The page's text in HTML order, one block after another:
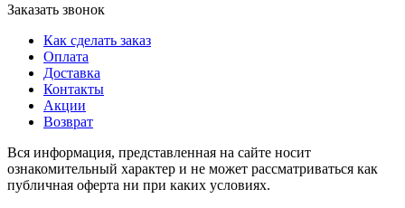
Заказать звонок
Как сделать заказ
Оплата
Доставка
Контакты
Акции
Возврат
Вся информация, представленная на сайте носит
ознакомительный характер и не может рассматриваться как
публичная оферта ни при каких условиях.